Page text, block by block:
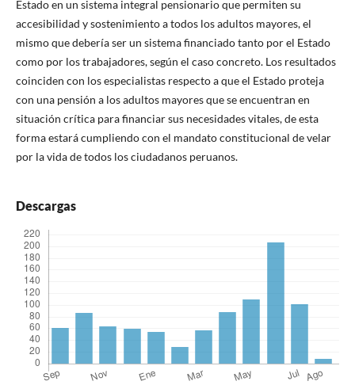
Estado en un sistema integral pensionario que permiten su
accesibilidad y sostenimiento a todos los adultos mayores, el
mismo que debería ser un sistema financiado tanto por el Estado
como por los trabajadores, según el caso concreto. Los resultados
coinciden con los especialistas respecto a que el Estado proteja
con una pensión a los adultos mayores que se encuentran en
situación crítica para financiar sus necesidades vitales, de esta
forma estará cumpliendo con el mandato constitucional de velar
por la vida de todos los ciudadanos peruanos.
Descargas